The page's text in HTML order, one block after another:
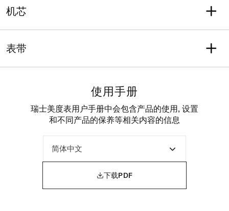
17
玻璃表镜
白色
机芯
功能
日期
动力存储
机芯
瑞士制造自动上弦机械机芯
表带
表带型号 表带详情
钢
灰色和玫瑰金色
表扣
按钮式蝴蝶扣
使用手册
瑞士美度表用户手册中会包含产品的使用, 设置
和不同产品的保养等相关内容的信息

下载PDF